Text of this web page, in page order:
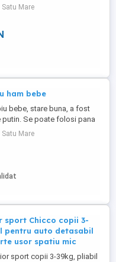
Satu Mare
ham bebe
bebe, stare buna, a fost
Se poate folosi pana
de scaun de parte de
detalli la tel.
Satu Mare
sport Chicco copii 3-
pentru auto detasabil
usor spatiu mic
sport copii 3-39kg, pliabil